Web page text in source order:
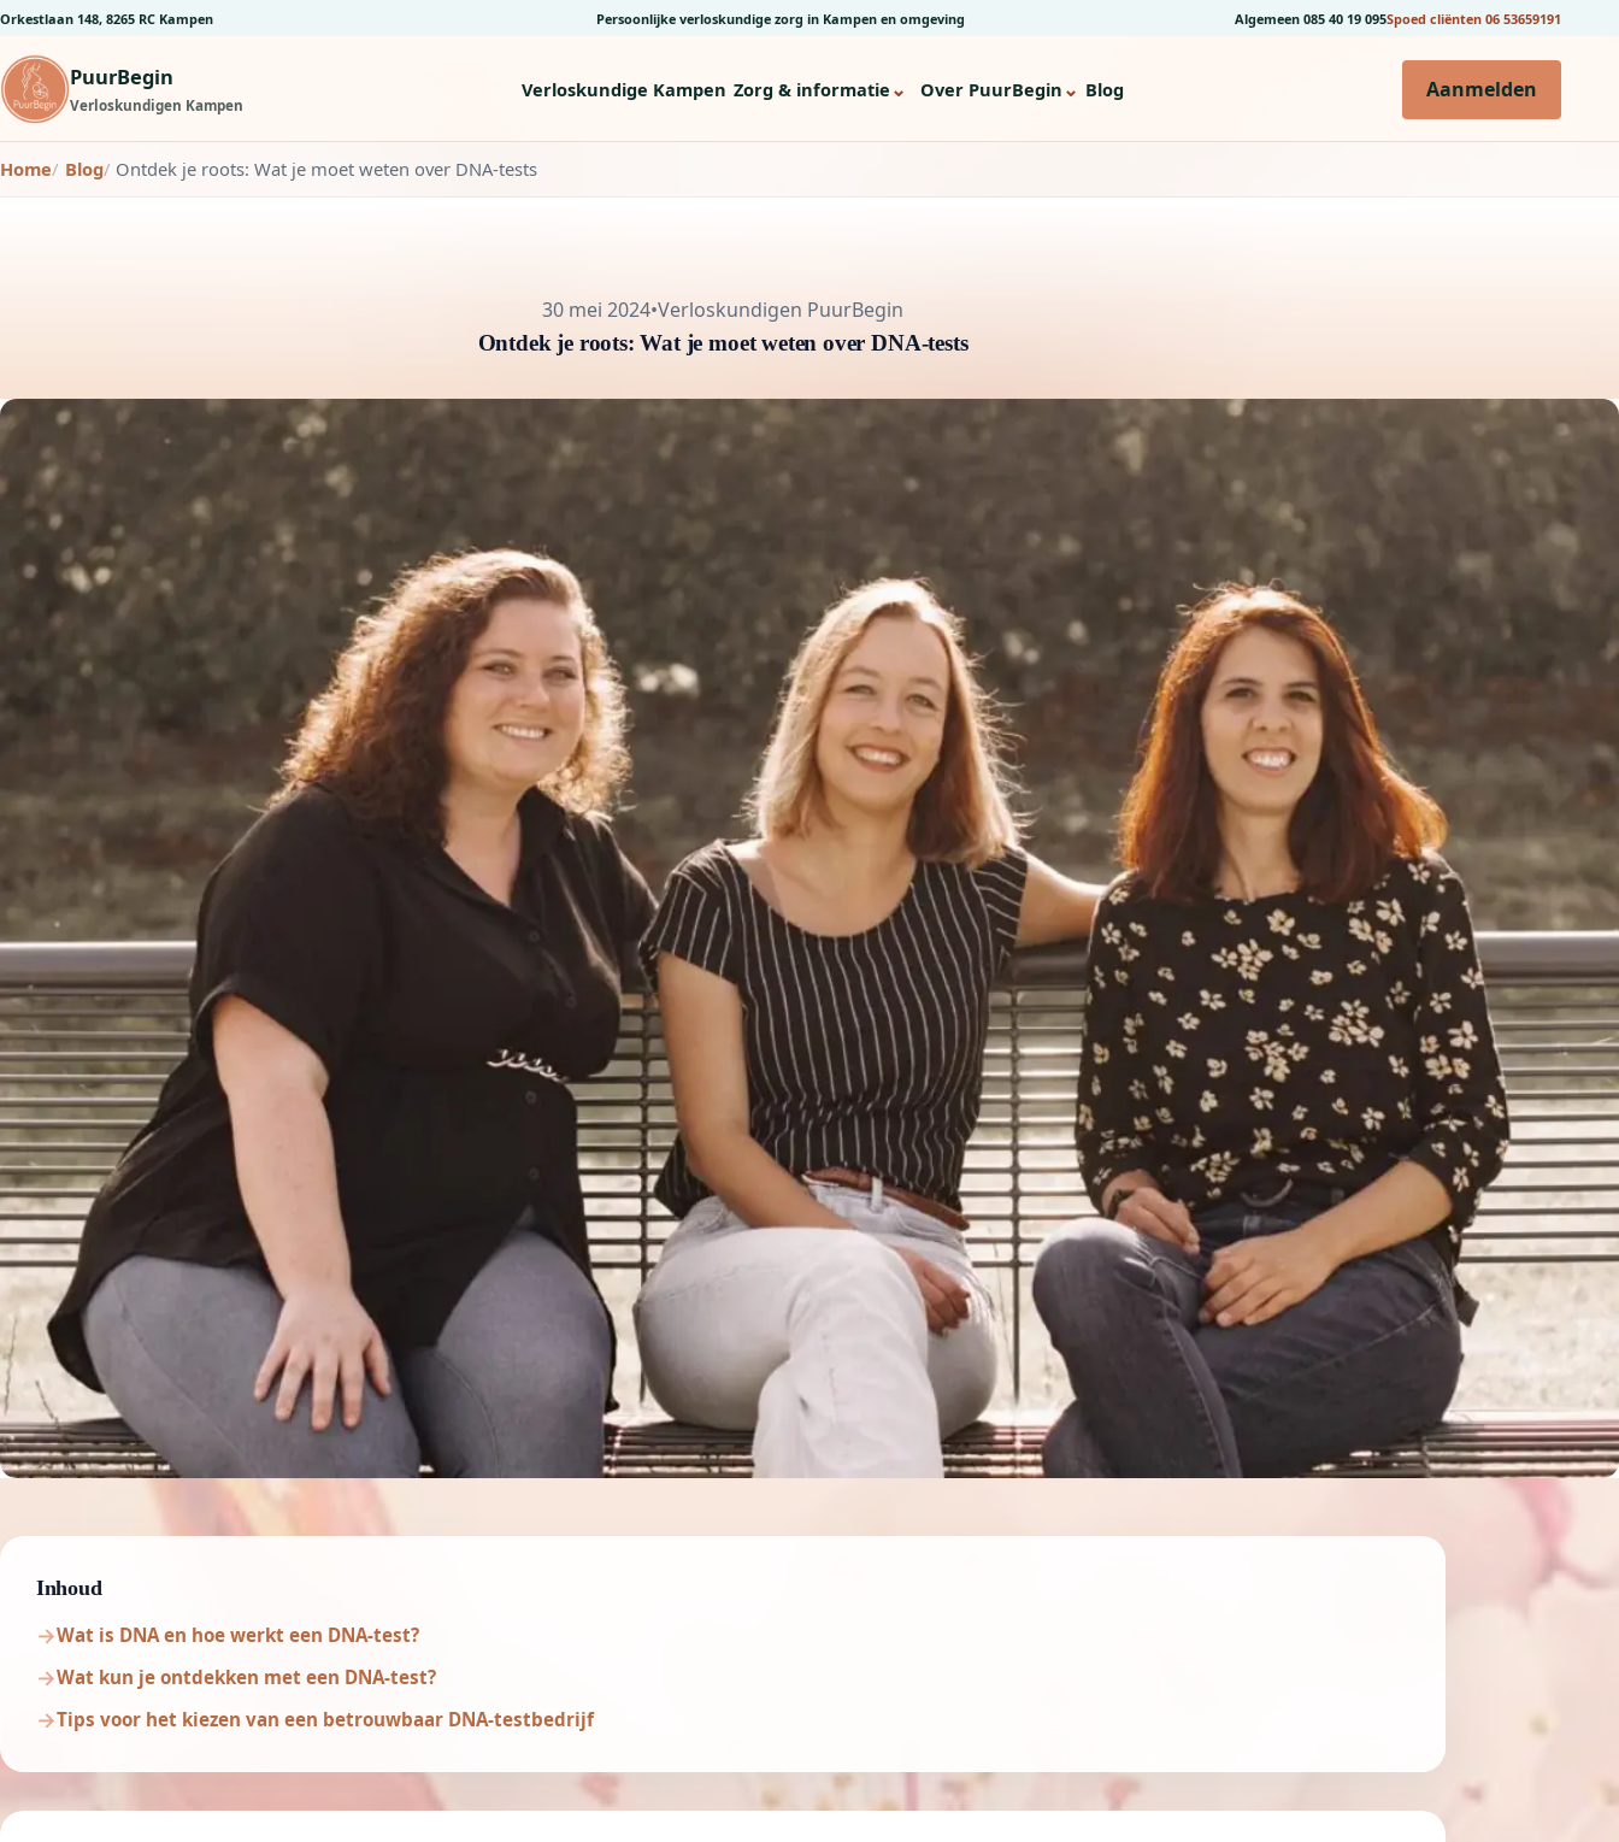
Orkestlaan 148, 8265 RC Kampen Persoonlijke verloskundige zorg in Kampen en omgeving Algemeen 085 40 19 095Spoed cliënten 06 53659191
PuurBegin
Verloskundigen Kampen
Verloskundige Kampen Zorg & informatie ⌄ Over PuurBegin ⌄ Blog Aanmelden
Home Blog Ontdek je roots: Wat je moet weten over DNA-tests
30 mei 2024•Verloskundigen PuurBegin
Ontdek je roots: Wat je moet weten over DNA-tests
Inhoud
Wat is DNA en hoe werkt een DNA-test?
Wat kun je ontdekken met een DNA-test?
Tips voor het kiezen van een betrouwbaar DNA-testbedrijf